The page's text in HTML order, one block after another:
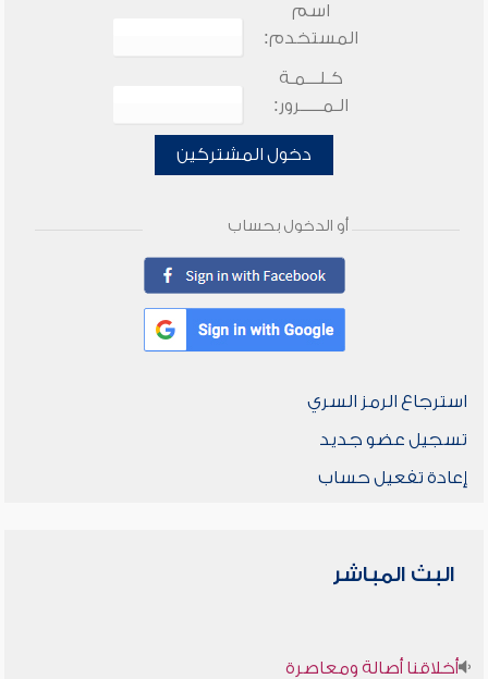
اسم
المستخدم:
كـلـــمـة
الـمـــــرور:
دخول المشتركين
أو الدخول بحساب
استرجاع الرمز السري
تسجيل عضو جديد
إعادة تفعيل حساب
البث المباشر
أخلاقنا أصالة ومعاصرة